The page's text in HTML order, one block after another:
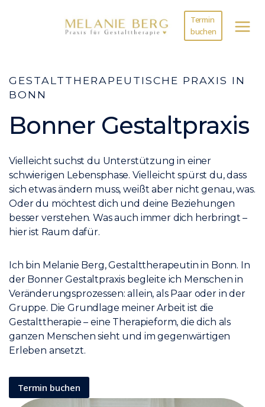
Termin
buchen
GESTALTTHERAPEUTISCHE PRAXIS IN
BONN
Bonner Gestaltpraxis
Vielleicht suchst du Unterstützung in einer
schwierigen Lebensphase. Vielleicht spürst du, dass
sich etwas ändern muss, weißt aber nicht genau, was.
Oder du möchtest dich und deine Beziehungen
besser verstehen. Was auch immer dich herbringt –
hier ist Raum dafür.
Ich bin Melanie Berg, Gestalttherapeutin in Bonn. In
der Bonner Gestaltpraxis begleite ich Menschen in
Veränderungsprozessen: allein, als Paar oder in der
Gruppe. Die Grundlage meiner Arbeit ist die
Gestalttherapie – eine Therapieform, die dich als
ganzen Menschen sieht und im gegenwärtigen
Erleben ansetzt.
Termin buchen